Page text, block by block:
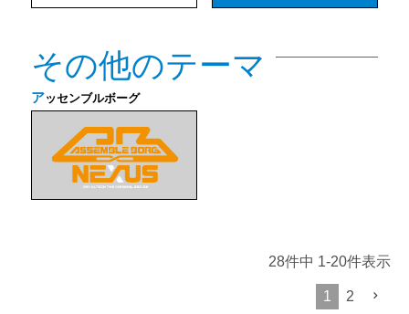
その他のテーマ
アッセンブルボーグ
28件中 1-20件表示
1 2